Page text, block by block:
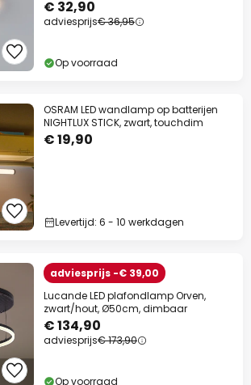
€ 32,90
adviesprijs€ 36,95
Op voorraad
OSRAM LED wandlamp op batterijen
NIGHTLUX STICK, zwart, touchdim
€ 19,90
Levertijd: 6 - 10 werkdagen
adviesprijs -€ 39,00
Lucande LED plafondlamp Orven,
zwart/hout, Ø50cm, dimbaar
€ 134,90
adviesprijs€ 173,90
Op voorraad